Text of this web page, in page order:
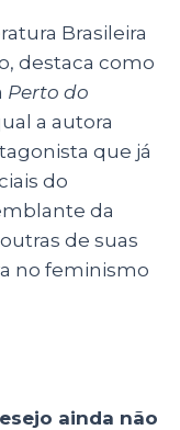
Brasileira
destaca como
Perto do
a autora
que já
do
da
de suas
no feminismo
ainda não